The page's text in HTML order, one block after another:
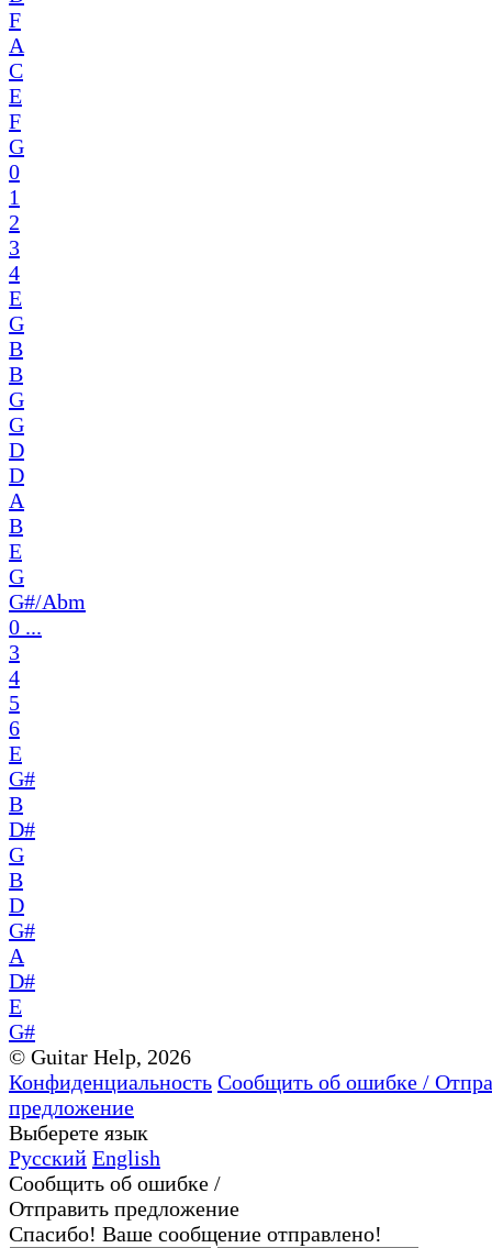
F
A
C
E
F
G
0
1
2
3
4
E
G
B
B
G
G
D
D
A
B
E
G
G#/Abm
0 ...
3
4
5
6
E
G#
B
D#
G
B
D
G#
A
D#
E
G#
© Guitar Help, 2026
Конфиденциальность Сообщить об ошибке /
предложение
Выберете язык
Русский English
Сообщить об ошибке /
Отправить предложение
Спасибо! Ваше сообщение отправлено!